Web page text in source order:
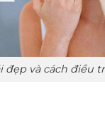
đẹp và cách điều